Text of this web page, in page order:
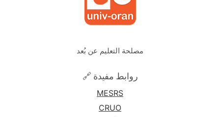
مصلحة التعليم عن بُعد
🔗 روابط مفيدة
MESRS
CRUO